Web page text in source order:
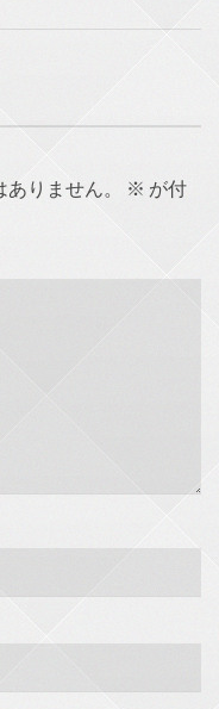
りません。 ※ が付